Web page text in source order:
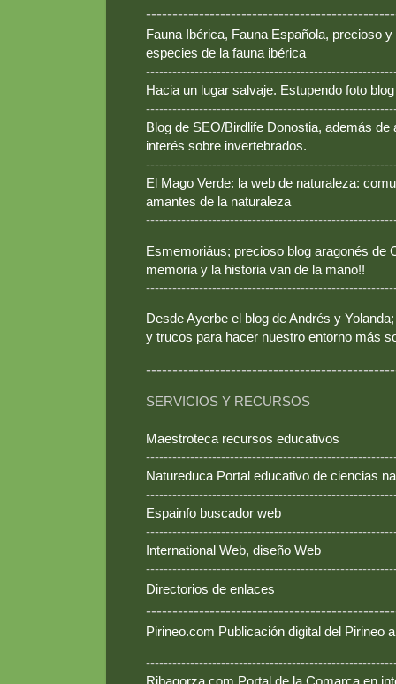
Fauna Ibérica, Fauna Española, precioso
especies de la fauna ibérica
Hacia un lugar salvaje. Estupendo foto
Blog de SEO/Birdlife Donostia, además
interés sobre invertebrados.
El Mago Verde: la web de naturaleza:
amantes de la naturaleza
Esmemoriáus; precioso blog aragonés de
memoria y la historia van de la mano!!
Desde Ayerbe el blog de Andrés y
y trucos para hacer nuestro entorno más
SERVICIOS Y RECURSOS
Maestroteca recursos educativos
Natureduca Portal educativo de ciencias
Espainfo buscador web
International Web, diseño Web
Directorios de enlaces
Pirineo.com Publicación digital del Pirineo
Ribagorza.com Portal de la Comarca en